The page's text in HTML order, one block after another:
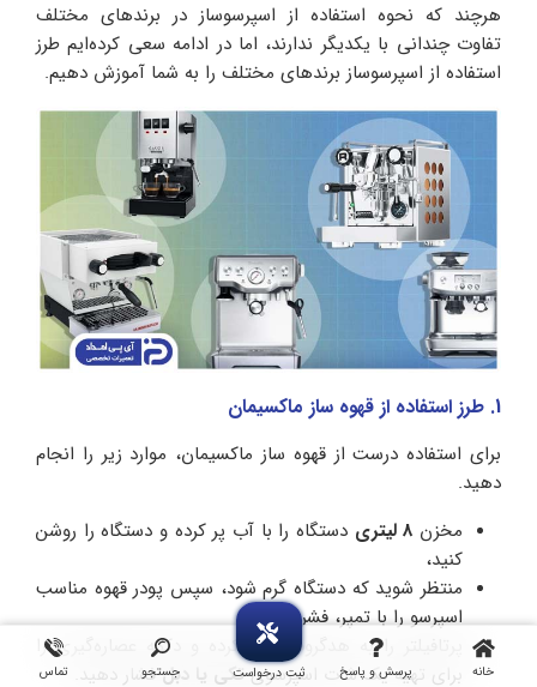
خانه پرسش و پاسخ ثبت درخواست جستجو تماس
هرچند که نحوه استفاده از اسپرسوساز در برندهای مختلف
تفاوت چندانی با یکدیگر ندارند، اما در ادامه سعی کرده‌ایم طرز
استفاده از اسپرسوساز برندهای مختلف را به شما آموزش دهیم.
1. طرز استفاده از قهوه ساز ماکسیمان
برای استفاده درست از قهوه ساز ماکسیمان، موارد زیر را انجام
دهید.
مخزن 8 لیتری
دستگاه را با آب پر کرده و دستگاه را روشن
کنید،
منتظر شوید که دستگاه گرم شود، سپس پودر قهوه مناسب
اسپرسو را با تمپر، فشرده کنید،
پرتافیلتر را به هدگروپ قفل کرده و دکمه عصاره‌گیری را
برای تهیه یک شات اسپرسویتکی یا دبلفشار دهید.